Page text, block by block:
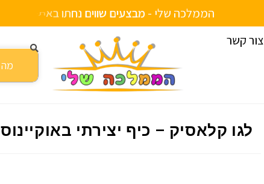
הממלכה שלי - מבצעים שוויםנחתובאתר
צור קשר
לגו קלאסיק – כיף יצירתי באוקיינוס 11018